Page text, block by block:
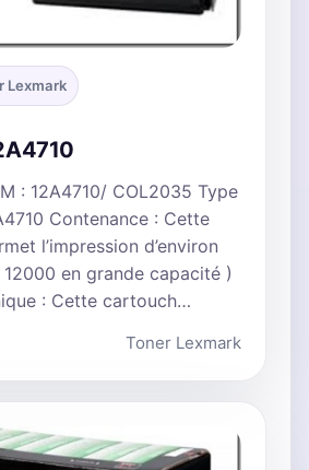
Lexmark
: 12A4710/ COL2035 Type
Contenance : Cette
l’impression d’environ
en grande capacité )
: Cette cartouch…
Toner Lexmark